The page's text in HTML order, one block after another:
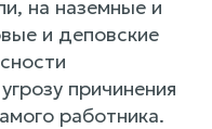
на наземные и
и деповские
причинения
работника.